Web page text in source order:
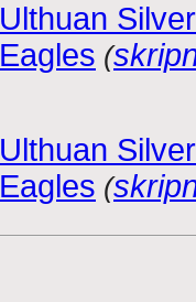
Ulthuan Silver
Eagles (
Ulthuan Silver
Eagles (